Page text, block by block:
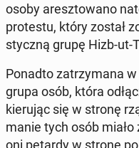
osoby aresz­to­wa­no
pro­te­stu, który został
stycz­ną grupę Hizb-ut-
Ponadto za­trzy­ma­na
grupa osób, która
kie­ru­jąc się w stronę
ma­nie tych osób
oni petardy w stronę